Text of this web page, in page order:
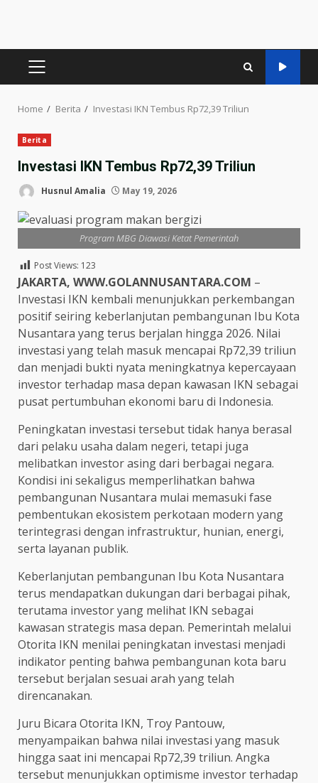
PRIMARY
Home Berita Investasi IKN Tembus Rp72,39 Triliun
Berita
Investasi IKN Tembus Rp72,39 Triliun
Husnul Amalia May 19, 2026
Program MBG Diawasi Ketat Pemerintah
Post Views: 123
JAKARTA, WWW.GOLANNUSANTARA.COM –
Investasi IKN kembali menunjukkan perkembangan
positif seiring keberlanjutan pembangunan Ibu Kota
Nusantara yang terus berjalan hingga 2026. Nilai
investasi yang telah masuk mencapai Rp72,39 triliun
dan menjadi bukti nyata meningkatnya kepercayaan
investor terhadap masa depan kawasan IKN sebagai
pusat pertumbuhan ekonomi baru di Indonesia.
Peningkatan investasi tersebut tidak hanya berasal
dari pelaku usaha dalam negeri, tetapi juga
melibatkan investor asing dari berbagai negara.
Kondisi ini sekaligus memperlihatkan bahwa
pembangunan Nusantara mulai memasuki fase
pembentukan ekosistem perkotaan modern yang
terintegrasi dengan infrastruktur, hunian, energi,
serta layanan publik.
Keberlanjutan pembangunan Ibu Kota Nusantara
terus mendapatkan dukungan dari berbagai pihak,
terutama investor yang melihat IKN sebagai
kawasan strategis masa depan. Pemerintah melalui
Otorita IKN menilai peningkatan investasi menjadi
indikator penting bahwa pembangunan kota baru
tersebut berjalan sesuai arah yang telah
direncanakan.
Juru Bicara Otorita IKN, Troy Pantouw,
menyampaikan bahwa nilai investasi yang masuk
hingga saat ini mencapai Rp72,39 triliun. Angka
tersebut menunjukkan optimisme investor terhadap